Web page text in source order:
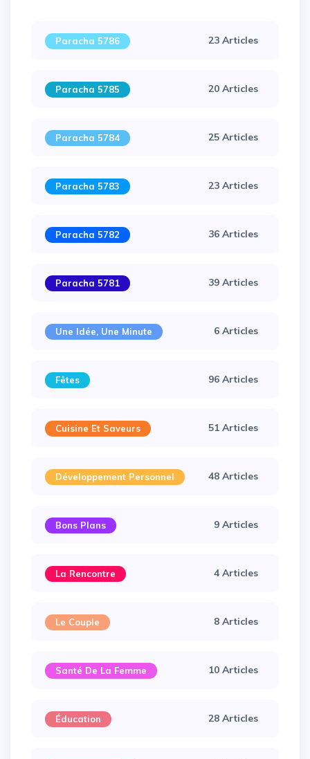
Paracha 5786 23 Articles
Paracha 5785 20 Articles
Paracha 5784 25 Articles
Paracha 5783 23 Articles
Paracha 5782 36 Articles
Paracha 5781 39 Articles
Une Idée, Une Minute 6 Articles
Fêtes 96 Articles
Cuisine Et Saveurs 51 Articles
Développement Personnel 48 Articles
Bons Plans 9 Articles
La Rencontre 4 Articles
Le Couple 8 Articles
Santé De La Femme 10 Articles
Éducation 28 Articles